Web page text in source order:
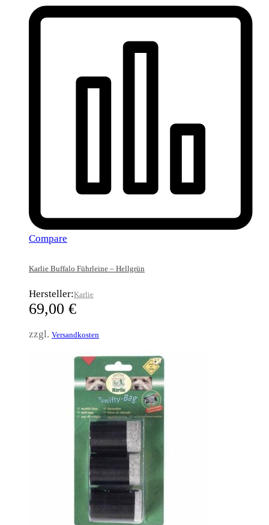
Compare
Karlie Buffalo Führleine – Hellgrün
Hersteller:Karlie
69,00 €
zzgl. Versandkosten